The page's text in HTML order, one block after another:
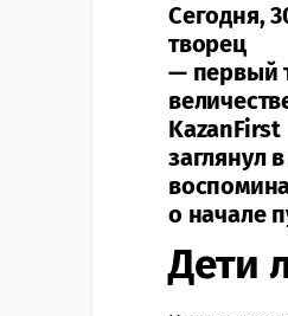
Сегодня,
творец
— первый
KazanFirst
заглянул
о начале
Дети